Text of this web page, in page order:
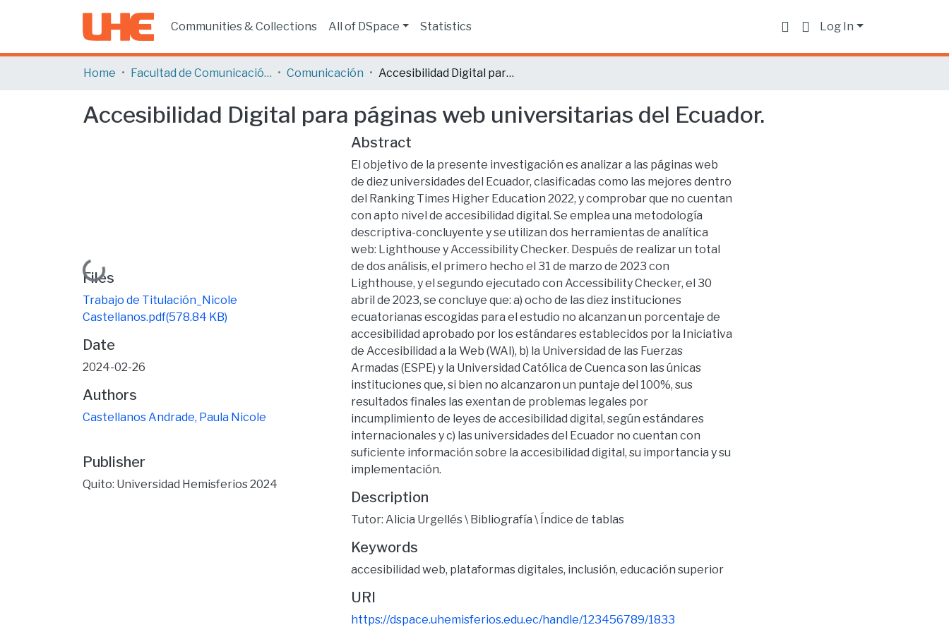
Communities & Collections All of DSpace Statistics Log In
Home Facultad de Comunicación y Tecnologías de la Información Comunicación Accesibilidad Digital para páginas web universitarias del Ecuador.
Accesibilidad Digital para páginas web universitarias del Ecuador.
Loading...
Files
Trabajo de Titulación_Nicole
Castellanos.pdf(578.84 KB)
Date
2024-02-26
Authors
Castellanos Andrade, Paula Nicole
Publisher
Quito: Universidad Hemisferios 2024
Abstract
El objetivo de la presente investigación es analizar a las páginas web
de diez universidades del Ecuador, clasificadas como las mejores dentro
del Ranking Times Higher Education 2022, y comprobar que no cuentan
con apto nivel de accesibilidad digital. Se emplea una metodología
descriptiva-concluyente y se utilizan dos herramientas de analítica
web: Lighthouse y Accessibility Checker. Después de realizar un total
de dos análisis, el primero hecho el 31 de marzo de 2023 con
Lighthouse, y el segundo ejecutado con Accessibility Checker, el 30
abril de 2023, se concluye que: a) ocho de las diez instituciones
ecuatorianas escogidas para el estudio no alcanzan un porcentaje de
accesibilidad aprobado por los estándares establecidos por la Iniciativa
de Accesibilidad a la Web (WAI), b) la Universidad de las Fuerzas
Armadas (ESPE) y la Universidad Católica de Cuenca son las únicas
instituciones que, si bien no alcanzaron un puntaje del 100%, sus
resultados finales las exentan de problemas legales por
incumplimiento de leyes de accesibilidad digital, según estándares
internacionales y c) las universidades del Ecuador no cuentan con
suficiente información sobre la accesibilidad digital, su importancia y su
implementación.
Description
Tutor: Alicia Urgellés \ Bibliografía \ Índice de tablas
Keywords
accesibilidad web, plataformas digitales, inclusión, educación superior
URI
https://dspace.uhemisferios.edu.ec/handle/123456789/1833